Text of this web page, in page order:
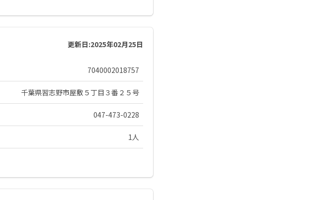
更新日:2025年02月25日
7040002018757
千葉県習志野市屋敷５丁目３番２５号
047-473-0228
1人